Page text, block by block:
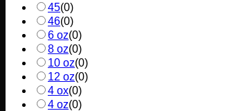
45(0)
46(0)
6 oz(0)
8 oz(0)
10 oz(0)
12 oz(0)
4 ox(0)
4 oz(0)